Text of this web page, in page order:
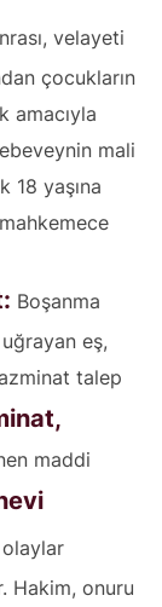
velayeti
çocukların
amacıyla
mali
18 yaşına
Boşanma
eş,
talep
,
maddi
Hakim, onuru